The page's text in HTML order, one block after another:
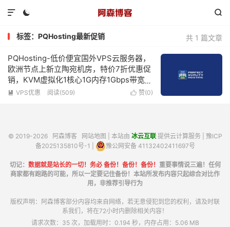
 

共 1 篇文章
标签：PQHosting最新促销
PQHosting-低价便宜国外VPS云服务器，
欧洲节点上新立陶宛机房，特价7折优惠促
销，KVM虚拟化1核心1G内存1Gbps带宽不
限流量低至€3.34/月
 赞(0)
 VPS优惠 阅读(509)
© 2019-2026 阿森博客 网站地图 | 本站由 冰云互联提供云计算服务 | 豫ICP
备2025135810号-1
豫公网安备 41132402411697号
切记： 数据就是站长的一切！务必 备份！备份！备份！ 重要事情说三遍！任何
商家都有跑路的可能，所以一定要记住备份！本站所发布内容只起综合对比作
用，非推荐引导行为
版权声明：阿森博客部分内容均来自网络，若无意侵犯到您的权利，请及时联
系我们，将在72小时内删除相关内容！
请求次数：35 次，加载用时：0.194 秒，内存占用：5.06 MB